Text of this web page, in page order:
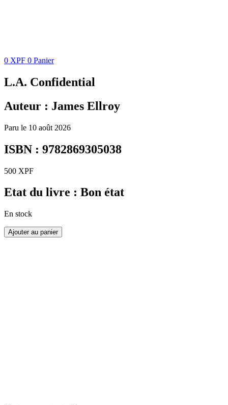
0 XPF 0 Panier
L.A. Confidential
Auteur : James Ellroy
Paru le 10 août 2026
ISBN : 9782869305038
500 XPF
Etat du livre : Bon état
En stock
Ajouter au panier